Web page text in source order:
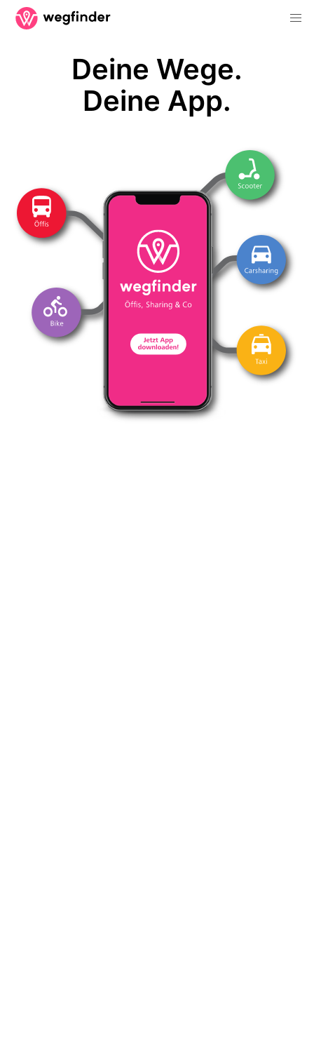
Deine Wege.
Deine App.